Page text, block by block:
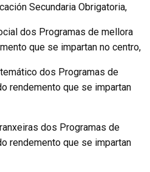
Secundaria Obrigatoria,
dos Programas de mellora
que se impartan no centro,
dos Programas de
rendemento que se impartan
dos Programas de
rendemento que se impartan